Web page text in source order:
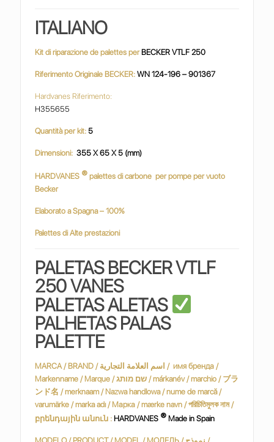
ITALIANO
Kit di riparazione de palettes perBECKER VTLF 250
Riferimento Originale BECKER: WN 124-196 – 901367
Hardvanes Riferimento:
H355655
Quantità per kit: 5
Dimensioni:355 X 65 X 5 (mm)
HARDVANES ® palettes di carbone per pompe per vuoto
Becker
Elaborato a Spagna – 100%
Palettes di Alte prestazioni
PALETAS BECKER VTLF
250 VANES
PALETAS ALETAS
PALHETAS PALAS
PALETTE
MARCA / BRAND / اسم العلامة التجارية / имя бренда /
Markenname / Marque / שם מותג / márkanév / marchio / ブラ
ンド名 / merknaam / Nazwa handlowa / nume de marcă /
varumärke / marka adı / Марка / mærke navn / পরিচিতিমুলক নাম /
բրենդային անուն :HARDVANES ® Made in Spain
MODELO / PRODUCT / MODEL / МОДЕЛЬ / نموذج /